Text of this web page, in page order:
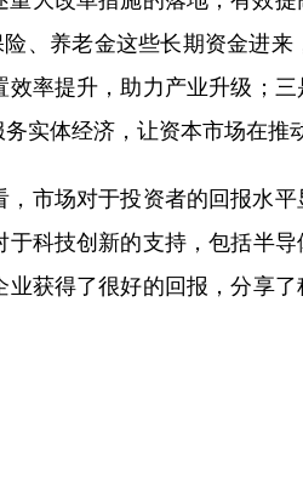
、养老金这些长期资金进
率提升，助力产业升级；
实体经济，让资本市场在推
场对于投资者的回报水
科技创新的支持，包括半
获得了很好的回报，分享